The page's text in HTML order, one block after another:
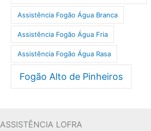
Assistência Fogão Água Branca
Assistência Fogão Água Fria
Assistência Fogão Água Rasa
Fogão Alto de Pinheiros
ASSISTÊNCIA LOFRA